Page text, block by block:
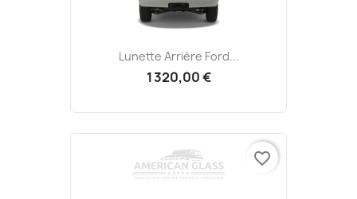
Lunette Arrière Ford...
1 320,00 €
favorite_border